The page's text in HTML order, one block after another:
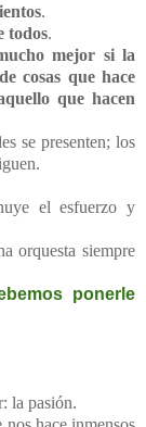
.
todos.
mejor si la
cosas que hace
que hacen
se presenten; los
el esfuerzo y
orquesta siempre
ponerle
la pasión.